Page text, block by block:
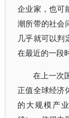
企业家，也可
潮所带的社会
几乎就可以判
在最近的一段
在上一次
正值全球经济
的大规模产